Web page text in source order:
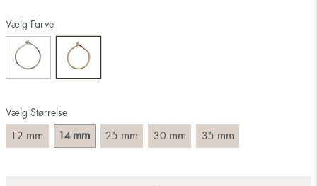
Vælg Størrelse
12 mm 14 mm 25 mm 30 mm 35 mm
Vælg Farve